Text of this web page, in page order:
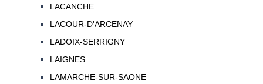
LACANCHE
LACOUR-D'ARCENAY
LADOIX-SERRIGNY
LAIGNES
LAMARCHE-SUR-SAONE